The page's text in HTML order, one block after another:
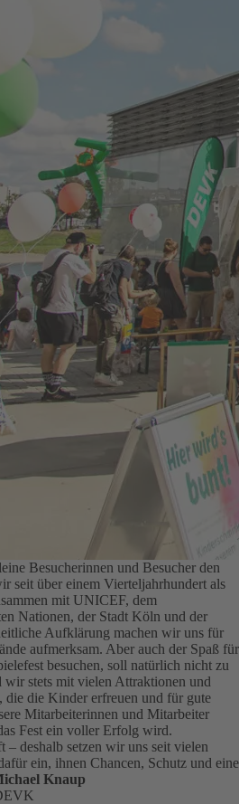
Besucherinnen und Besucher den
seit über einem Vierteljahrhundert als
mit UNICEF, dem
Nationen, der Stadt Köln und der
Aufklärung machen wir uns für
aufmerksam. Aber auch der Spaß für
besuchen, soll natürlich nicht zu
wir stets mit vielen Attraktionen und
die Kinder erfreuen und für gute
Mitarbeiterinnen und Mitarbeiter
Fest ein voller Erfolg wird.
– deshalb setzen wir uns seit vielen
ein, ihnen Chancen, Schutz und eine
Knaup